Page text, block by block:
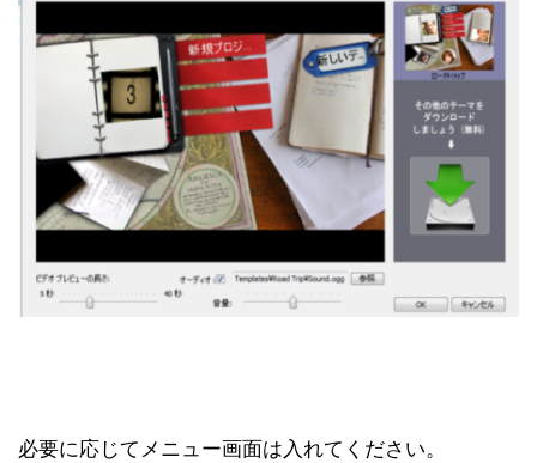
必要に応じてメニュー画面は入れてください。